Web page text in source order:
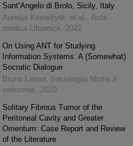
Sant’Angelo di Brolo, Sicily, Italy
Aurelija Kemežytė, et al. , Acta
medica Lituanica, 2022
On Using ANT for Studying
Information Systems: A (Somewhat)
Socratic Dialogue
Bruno Latour, Sociologija Mintis ir
veiksmas, 2020
Solitary Fibrous Tumor of the
Peritoneal Cavity and Greater
Omentum: Case Report and Review
of the Literature